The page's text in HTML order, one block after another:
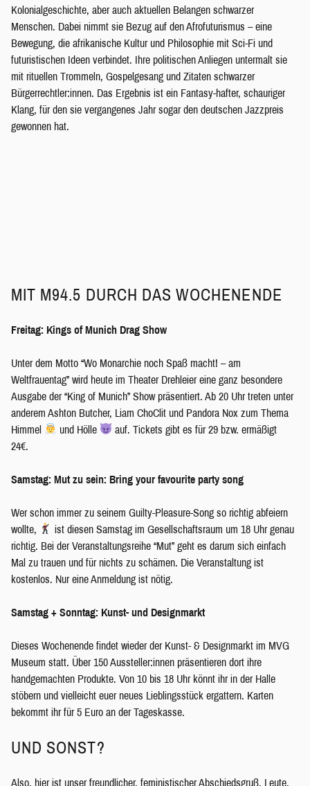
Kolonialgeschichte, aber auch aktuellen Belangen schwarzer
Menschen. Dabei nimmt sie Bezug auf den Afrofuturismus – eine
Bewegung, die afrikanische Kultur und Philosophie mit Sci-Fi und
futuristischen Ideen verbindet. Ihre politischen Anliegen untermalt sie
mit rituellen Trommeln, Gospelgesang und Zitaten schwarzer
Bürgerrechtler:innen. Das Ergebnis ist ein Fantasy-hafter, schauriger
Klang, für den sie vergangenes Jahr sogar den deutschen Jazzpreis
gewonnen hat.
MIT M94.5 DURCH DAS WOCHENENDE
Freitag: Kings of Munich Drag Show
Unter dem Motto “Wo Monarchie noch Spaß macht! – am
Weltfrauentag” wird heute im Theater Drehleier eine ganz besondere
Ausgabe der “King of Munich” Show präsentiert. Ab 20 Uhr treten unter
anderem Ashton Butcher, Liam ChoClit und Pandora Nox zum Thema
Himmel
und Hölle
auf. Tickets gibt es für 29 bzw. ermäßigt
24€.
Samstag: Mut zu sein: Bring your favourite party song
Wer schon immer zu seinem Guilty-Pleasure-Song so richtig abfeiern
wollte,
ist diesen Samstag im Gesellschaftsraum um 18 Uhr genau
richtig. Bei der Veranstaltungsreihe “Mut” geht es darum sich einfach
Mal zu trauen und für nichts zu schämen. Die Veranstaltung ist
kostenlos. Nur eine Anmeldung ist nötig.
Samstag + Sonntag: Kunst- und Designmarkt
Dieses Wochenende findet wieder der Kunst- & Designmarkt im MVG
Museum statt. Über 150 Aussteller:innen präsentieren dort ihre
handgemachten Produkte. Von 10 bis 18 Uhr könnt ihr in der Halle
stöbern und vielleicht euer neues Lieblingsstück ergattern. Karten
bekommt ihr für 5 Euro an der Tageskasse.
UND SONST?
Also, hier ist unser freundlicher, feministischer Abschiedsgruß, Leute.